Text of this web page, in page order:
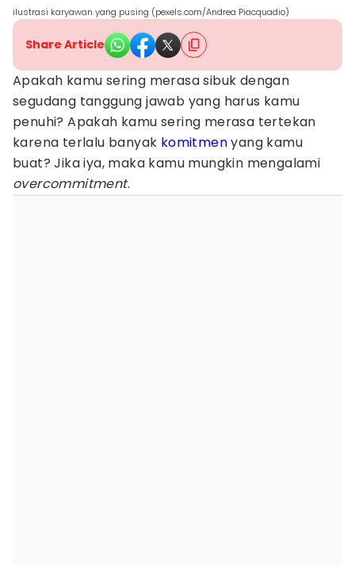
ilustrasi karyawan yang pusing (pexels.com/Andrea Piacquadio)
Share Article
Apakah kamu sering merasa sibuk dengan
segudang tanggung jawab yang harus kamu
penuhi? Apakah kamu sering merasa tertekan
karena terlalu banyak komitmenyang kamu
buat? Jika iya, maka kamu mungkin mengalami
overcommitment.